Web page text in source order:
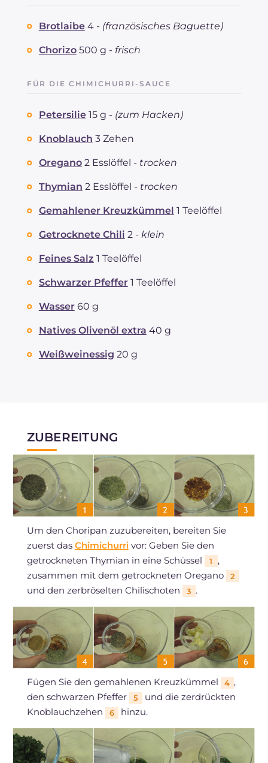
Fette g
davon gesättigte Fettsäuren
Cholesterin
Brotlaibe 4 - (französisches Baguette)
Chorizo 500 g - frisch
FÜR DIE CHIMICHURRI-SAUCE
Petersilie 15 g - (zum Hacken)
Knoblauch 3 Zehen
Oregano 2 Esslöffel - trocken
Thymian 2 Esslöffel - trocken
Gemahlener Kreuzkümmel 1 Teelöffel
Getrocknete Chili 2 - klein
Feines Salz 1 Teelöffel
Schwarzer Pfeffer 1 Teelöffel
Wasser 60 g
Natives Olivenöl extra 40 g
Weißweinessig 20 g
ZUBEREITUNG
Um den Choripan zuzubereiten, bereiten Sie
zuerst das Chimichurrivor: Geben Sie den
getrockneten Thymian in eine Schüssel
1
,
zusammen mit dem getrockneten Oregano
2
und den zerbröselten Chilischoten 3 .
Fügen Sie den gemahlenen Kreuzkümmel 4 ,
den schwarzen Pfeffer
5
und die zerdrückten
Knoblauchzehen
6 hinzu.